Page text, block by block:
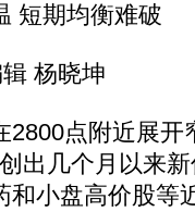
期均衡难破
杨晓坤
点附近展开
出几个月以来
和小盘高价股等